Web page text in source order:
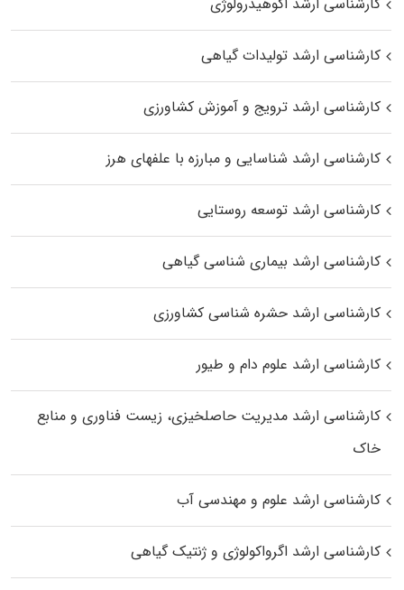
کارشناسی ارشد تولیدات گیاهی
کارشناسی ارشد ترویج و آموزش کشاورزی
کارشناسی ارشد شناسایی و مبارزه با علفهای هرز
کارشناسی ارشد توسعه روستایی
کارشناسی ارشد بیماری‌ شناسی گیاهی
کارشناسی ارشد حشره‌ شناسی کشاورزی
کارشناسی ارشد علوم دام و طیور
کارشناسی ارشد مدیریت حاصلخیزی، زیست فناوری و منابع
خاک
کارشناسی ارشد علوم و مهندسی آب
کارشناسی ارشد اگرواکولوژی و ژنتیک گیاهی